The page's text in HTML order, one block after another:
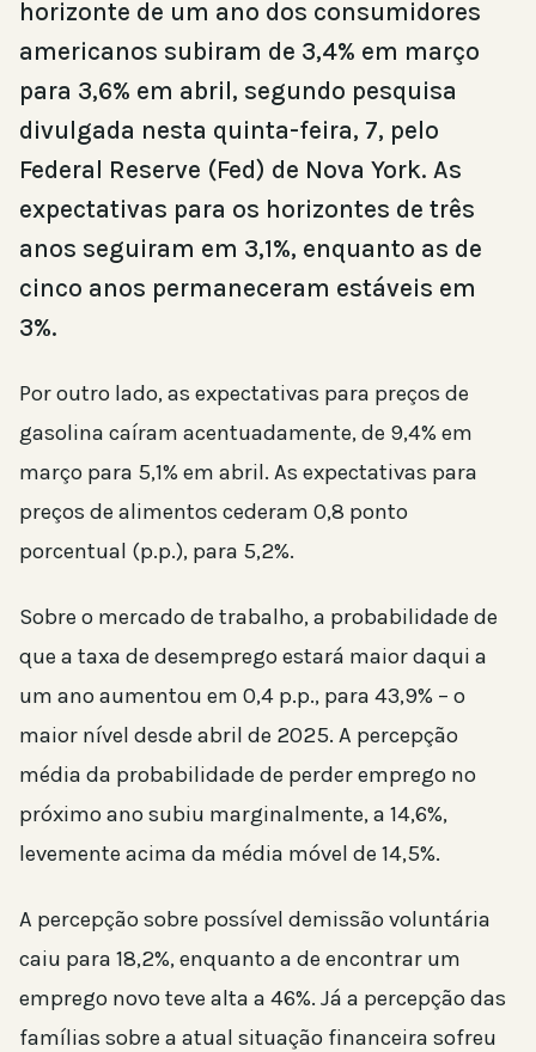
horizonte de um ano dos consumidores
americanos subiram de 3,4% em março
para 3,6% em abril, segundo pesquisa
divulgada nesta quinta-feira, 7, pelo
Federal Reserve (Fed) de Nova York. As
expectativas para os horizontes de três
anos seguiram em 3,1%, enquanto as de
cinco anos permaneceram estáveis em
3%.
Por outro lado, as expectativas para preços de
gasolina caíram acentuadamente, de 9,4% em
março para 5,1% em abril. As expectativas para
preços de alimentos cederam 0,8 ponto
porcentual (p.p.), para 5,2%.
Sobre o mercado de trabalho, a probabilidade de
que a taxa de desemprego estará maior daqui a
um ano aumentou em 0,4 p.p., para 43,9% – o
maior nível desde abril de 2025. A percepção
média da probabilidade de perder emprego no
próximo ano subiu marginalmente, a 14,6%,
levemente acima da média móvel de 14,5%.
A percepção sobre possível demissão voluntária
caiu para 18,2%, enquanto a de encontrar um
emprego novo teve alta a 46%. Já a percepção das
famílias sobre a atual situação financeira sofreu